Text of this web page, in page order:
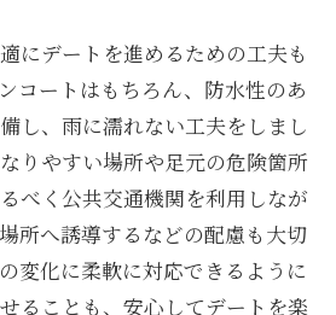
にデートを進めるための工夫も
コートはもちろん、防水性のあ
し、雨に濡れない工夫をしまし
りやすい場所や足元の危険箇所
べく公共交通機関を利用しなが
所へ誘導するなどの配慮も大切
変化に柔軟に対応できるように
ることも、安心してデートを楽